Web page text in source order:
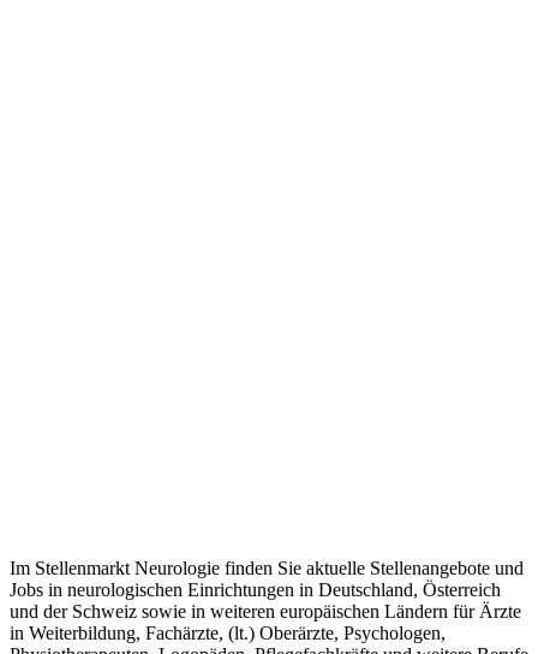
Im Stellenmarkt Neurologie finden Sie aktuelle Stellenangebote und
Jobs in neurologischen Einrichtungen in Deutschland, Österreich
und der Schweiz sowie in weiteren europäischen Ländern für Ärzte
in Weiterbildung, Fachärzte, (lt.) Oberärzte, Psychologen,